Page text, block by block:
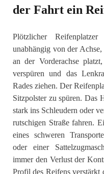
der Fahrt ein
Plötzlicher
unabhängig von der
an der Vorderachse
verspüren und das
Rades ziehen. Der
Sitzpolster zu spüren. Das
stark ins Schleudern oder
rutschigen Straße fahren.
eines schweren
oder einer
immer den Verlust der
Profil des Reifens verstärkt